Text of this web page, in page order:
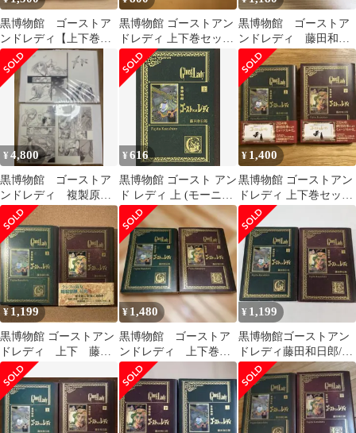
黒博物館 ゴーストア
ンドレディ【上下巻セ
ット】藤田和日郎
黒博物館 ゴーストアン
ドレディ 上下巻セット
藤田和日郎
黒博物館 ゴーストア
ンドレディ 藤田和日
郎 上下
¥4,800
黒博物館 ゴーストア
ンドレディ 複製原稿2
点
¥616
黒博物館 ゴースト アン
ド レディ 上 (モーニン
グKC)／藤田 和日郎
¥ 1,400
黒博物館 ゴーストアン
ドレディ 上下巻セッ
ト 藤田和日郎
¥ 1,199
黒博物館 ゴーストアン
ドレディ 上下 藤田
和日郎
¥ 1,480
黒博物館 ゴーストア
ンドレディ 上下巻
二冊セット 藤田和日
郎
¥ 1,199
黒博物館ゴーストアン
ドレディ藤田和日郎/初
版/上下